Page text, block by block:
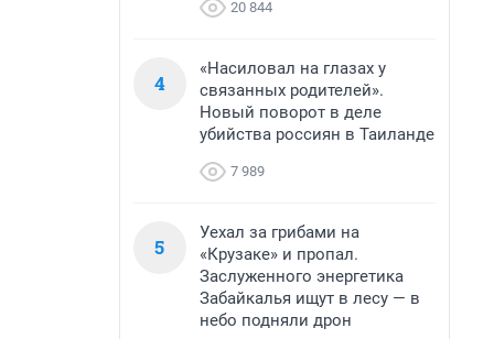
20 844
4
«Насиловал на глазах у
связанных родителей».
Новый поворот в деле
убийства россиян в Таиланде
7 989
5
Уехал за грибами на
«Крузаке» и пропал.
Заслуженного энергетика
Забайкалья ищут в лесу — в
небо подняли дрон